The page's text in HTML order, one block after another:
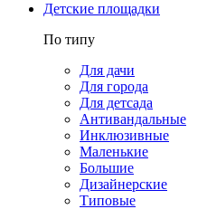
Детские площадки
По типу
Для дачи
Для города
Для детсада
Антивандальные
Инклюзивные
Маленькие
Большие
Дизайнерские
Типовые